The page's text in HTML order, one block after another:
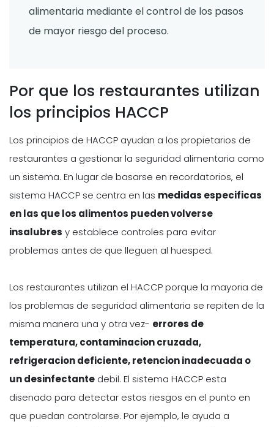
alimentaria mediante el control de los pasos
de mayor riesgo del proceso.
Por que los restaurantes utilizan
los principios HACCP
Los principios de HACCP ayudan a los propietarios de
restaurantes a gestionar la seguridad alimentaria como
un sistema. En lugar de basarse en recordatorios, el
sistema HACCP se centra en las medidas especificas
en las que los alimentos pueden volverse
insalubres y establece controles para evitar
problemas antes de que lleguen al huesped.
Los restaurantes utilizan el HACCP porque la mayoria de
los problemas de seguridad alimentaria se repiten de la
misma manera una y otra vez- errores de
temperatura, contaminacion cruzada,
refrigeracion deficiente, retencion inadecuada o
un desinfectante debil. El sistema HACCP esta
disenado para detectar estos riesgos en el punto en
que puedan controlarse. Por ejemplo, le ayuda a